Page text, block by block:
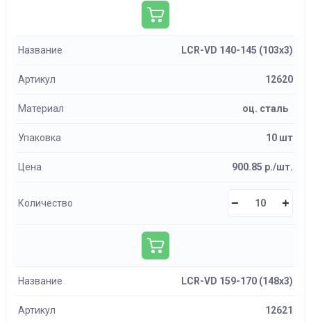
Название LCR-VD 140-145 (103х3)
Артикул 12620
Материал оц. сталь
Упаковка 10 шт
Цена 900.85 р./шт.
Количество
Название LCR-VD 159-170 (148х3)
Артикул 12621